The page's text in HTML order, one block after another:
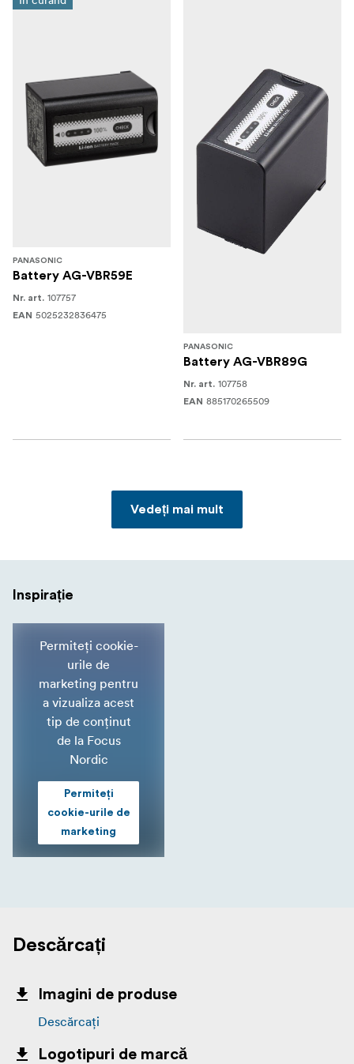
PANASONIC
Battery AG-VBR59E
Nr. art. 107757
EAN 5025232836475
PANASONIC
Battery AG-VBR89G
Nr. art. 107758
EAN 885170265509
Vedeți mai mult
Inspirație
Permiteți cookie-
urile de
marketing pentru
a vizualiza acest
tip de conținut
de la Focus
Nordic
Permiteți
cookie-urile de
marketing
Descărcați
Imagini de produse
Descărcați
Logotipuri de marcă